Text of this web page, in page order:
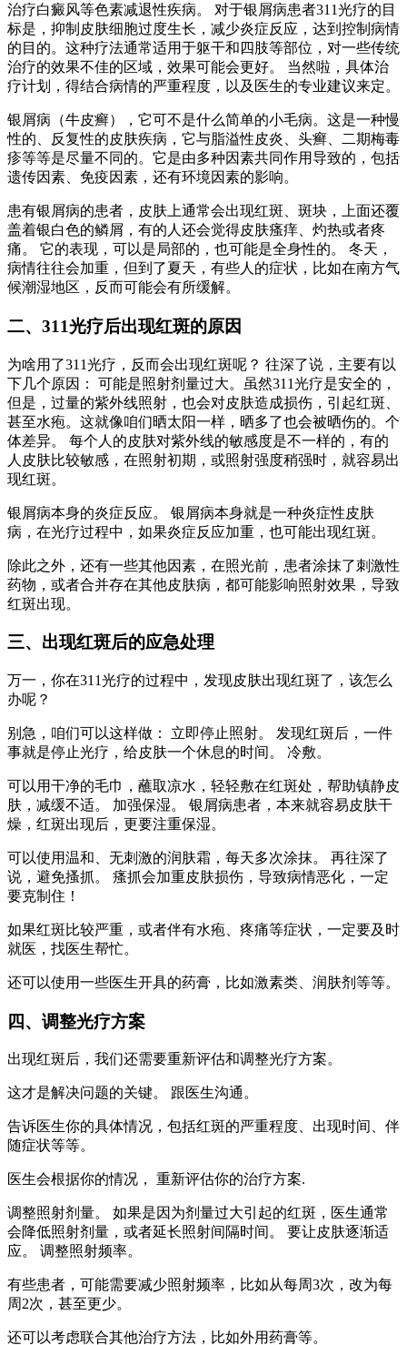
治疗白癜风等色素减退性疾病。 对于银屑病患者311光疗的目
标是，抑制皮肤细胞过度生长，减少炎症反应，达到控制病情
的目的。这种疗法通常适用于躯干和四肢等部位，对一些传统
治疗的效果不佳的区域，效果可能会更好。 当然啦，具体治
疗计划，得结合病情的严重程度，以及医生的专业建议来定。
银屑病（牛皮癣），它可不是什么简单的小毛病。这是一种慢
性的、反复性的皮肤疾病，它与脂溢性皮炎、头癣、二期梅毒
疹等等是尽量不同的。它是由多种因素共同作用导致的，包括
遗传因素、免疫因素，还有环境因素的影响。
患有银屑病的患者，皮肤上通常会出现红斑、斑块，上面还覆
盖着银白色的鳞屑，有的人还会觉得皮肤瘙痒、灼热或者疼
痛。 它的表现，可以是局部的，也可能是全身性的。 冬天，
病情往往会加重，但到了夏天，有些人的症状，比如在南方气
候潮湿地区，反而可能会有所缓解。
二、311光疗后出现红斑的原因
为啥用了311光疗，反而会出现红斑呢？ 往深了说，主要有以
下几个原因： 可能是照射剂量过大。虽然311光疗是安全的，
但是，过量的紫外线照射，也会对皮肤造成损伤，引起红斑、
甚至水疱。这就像咱们晒太阳一样，晒多了也会被晒伤的。个
体差异。 每个人的皮肤对紫外线的敏感度是不一样的，有的
人皮肤比较敏感，在照射初期，或照射强度稍强时，就容易出
现红斑。
银屑病本身的炎症反应。 银屑病本身就是一种炎症性皮肤
病，在光疗过程中，如果炎症反应加重，也可能出现红斑。
除此之外，还有一些其他因素，在照光前，患者涂抹了刺激性
药物，或者合并存在其他皮肤病，都可能影响照射效果，导致
红斑出现。
三、出现红斑后的应急处理
万一，你在311光疗的过程中，发现皮肤出现红斑了，该怎么
办呢？
别急，咱们可以这样做： 立即停止照射。 发现红斑后，一件
事就是停止光疗，给皮肤一个休息的时间。 冷敷。
可以用干净的毛巾，蘸取凉水，轻轻敷在红斑处，帮助镇静皮
肤，减缓不适。 加强保湿。 银屑病患者，本来就容易皮肤干
燥，红斑出现后，更要注重保湿。
可以使用温和、无刺激的润肤霜，每天多次涂抹。 再往深了
说，避免搔抓。 瘙抓会加重皮肤损伤，导致病情恶化，一定
要克制住！
如果红斑比较严重，或者伴有水疱、疼痛等症状，一定要及时
就医，找医生帮忙。
还可以使用一些医生开具的药膏，比如激素类、润肤剂等等。
四、调整光疗方案
出现红斑后，我们还需要重新评估和调整光疗方案。
这才是解决问题的关键。 跟医生沟通。
告诉医生你的具体情况，包括红斑的严重程度、出现时间、伴
随症状等等。
医生会根据你的情况， 重新评估你的治疗方案.
调整照射剂量。 如果是因为剂量过大引起的红斑，医生通常
会降低照射剂量，或者延长照射间隔时间。 要让皮肤逐渐适
应。 调整照射频率。
有些患者，可能需要减少照射频率，比如从每周3次，改为每
周2次，甚至更少。
还可以考虑联合其他治疗方法，比如外用药膏等。